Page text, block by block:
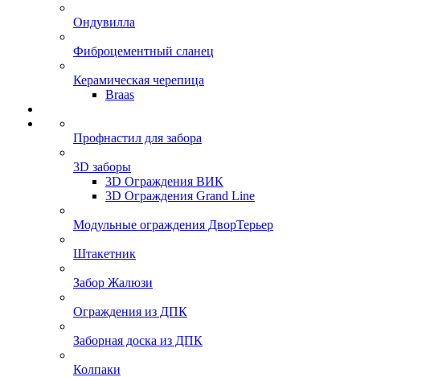
Ондувилла
Фиброцементный сланец
Керамическая черепица
Braas
Профнастил для забора
3D заборы
3D Ограждения ВИК
3D Ограждения Grand Line
Модульные ограждения ДворТерьер
Штакетник
Забор Жалюзи
Ограждения из ДПК
Заборная доска из ДПК
Колпаки